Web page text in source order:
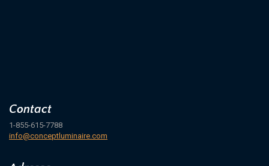
Contact
1-855-615-7788
info@conceptluminaire.com